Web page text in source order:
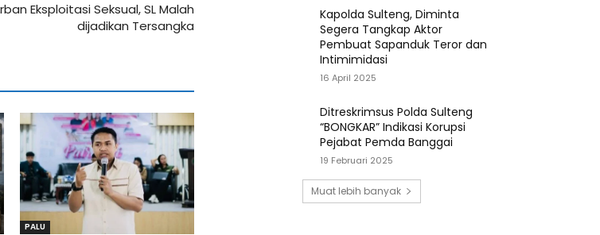
Eksploitasi Seksual, SL Malah
dijadikan Tersangka
PALU
Kapolda Sulteng, Diminta
Segera Tangkap Aktor
Pembuat Sapanduk Teror dan
Intimimidasi
16 April 2025
Ditreskrimsus Polda Sulteng
“BONGKAR” Indikasi Korupsi
Pejabat Pemda Banggai
19 Februari 2025
Muat lebih banyak